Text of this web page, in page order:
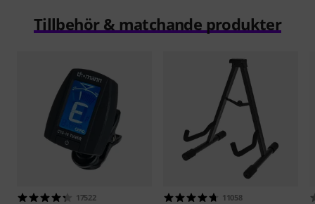
Tillbehör & matchande produkter
17522 11058